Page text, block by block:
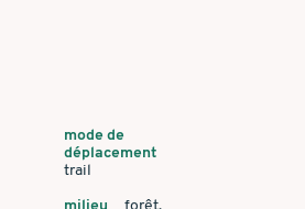
mode de
déplacement
trail